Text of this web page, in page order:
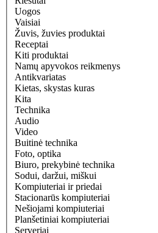
Uogos
Vaisiai
Žuvis, žuvies produktai
Receptai
Kiti produktai
Namų apyvokos reikmenys
Antikvariatas
Kietas, skystas kuras
Kita
Technika
Audio
Video
Buitinė technika
Foto, optika
Biuro, prekybinė technika
Sodui, daržui, miškui
Kompiuteriai ir priedai
Stacionarūs kompiuteriai
Nešiojami kompiuteriai
Planšetiniai kompiuteriai
Serveriai